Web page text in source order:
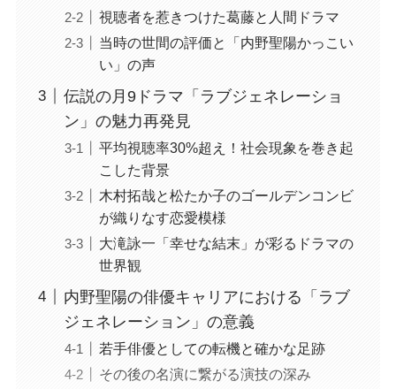
視聴者を惹きつけた葛藤と人間ドラマ
当時の世間の評価と「内野聖陽かっこい
い」の声
伝説の月9ドラマ「ラブジェネレーショ
ン」の魅力再発見
平均視聴率30%超え！社会現象を巻き起
こした背景
木村拓哉と松たか子のゴールデンコンビ
が織りなす恋愛模様
大滝詠一「幸せな結末」が彩るドラマの
世界観
内野聖陽の俳優キャリアにおける「ラブ
ジェネレーション」の意義
若手俳優としての転機と確かな足跡
その後の名演に繋がる演技の深み